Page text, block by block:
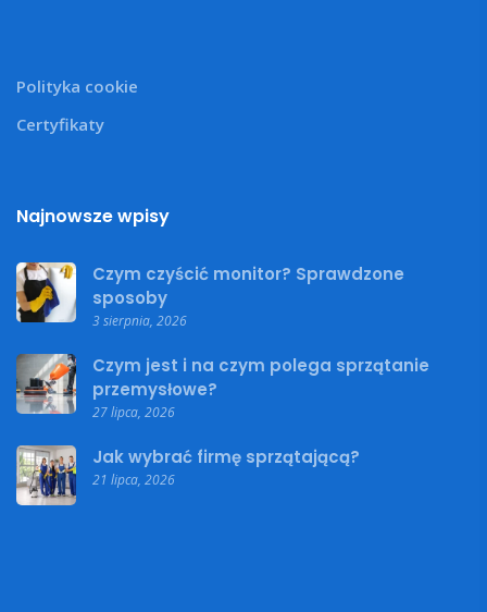
Polityka cookie
Certyfikaty
Najnowsze wpisy
Czym czyścić monitor? Sprawdzone
sposoby
3 sierpnia, 2026
Czym jest i na czym polega sprzątanie
przemysłowe?
27 lipca, 2026
Jak wybrać firmę sprzątającą?
21 lipca, 2026